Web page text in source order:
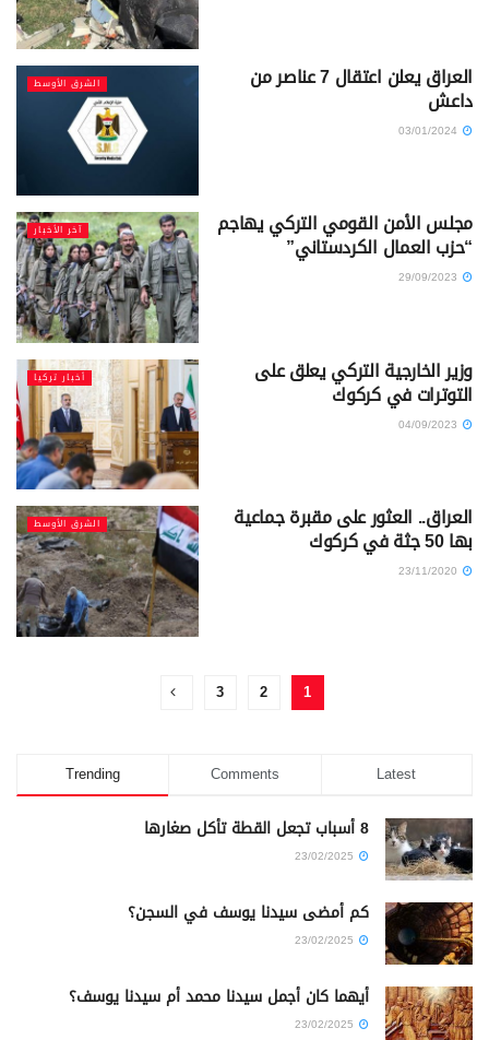
الشرق الأوسط العراق يعلن اعتقال 7 عناصر من
داعش
آخر الأخبار مجلس الأمن القومي التركي يهاجم
“حزب العمال الكردستاني”
أخبار تركيا وزير الخارجية التركي يعلق على
التوترات في كركوك
الشرق الأوسط العراق.. العثور على مقبرة جماعية
بها 50 جثة في كركوك
1
2
3
Trending Comments Latest
8 أسباب تجعل القطة تأكل صغارها
كم أمضى سيدنا يوسف في السجن؟
أيهما كان أجمل سيدنا محمد أم سيدنا يوسف؟